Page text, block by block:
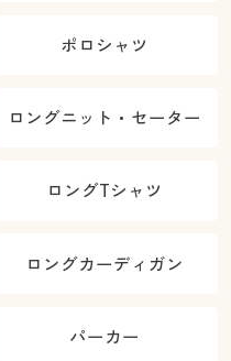
ポロシャツ
ロングニット・セーター
ロングTシャツ
ロングカーディガン
パーカー